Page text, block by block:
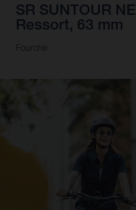
SR SUNTOUR
Ressort, 63 mm
Fourche